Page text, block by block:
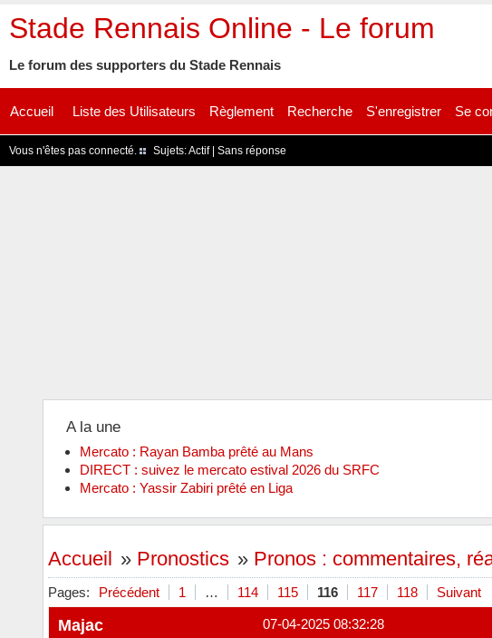
Stade Rennais Online - Le forum
Le forum des supporters du Stade Rennais
Accueil Liste des Utilisateurs Règlement Recherche S'enregistrer Se
Vous n'êtes pas connecté. Sujets:Actif| Sans réponse
A la une
Mercato : Rayan Bamba prêté au Mans
DIRECT : suivez le mercato estival 2026 du SRFC
Mercato : Yassir Zabiri prêté en Liga
Accueil » Pronostics » Pronos : commentaires,
Pages: Précédent 1 … 114 115 116 117 118 Suivant
07-04-2025 08:32:28
Majac